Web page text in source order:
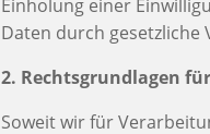
Einholung einer
Daten durch
2. Rechtsgrundlagen
Soweit wir für